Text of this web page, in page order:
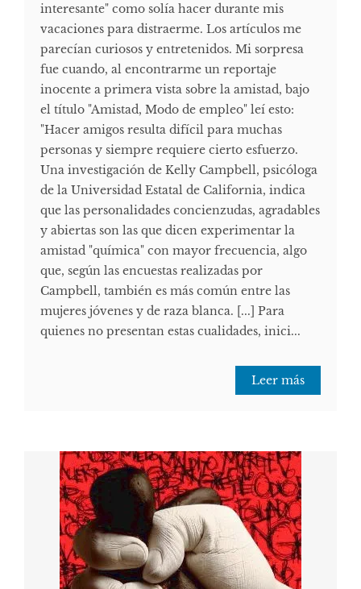
interesante" como solía hacer durante mis
vacaciones para distraerme. Los artículos me
parecían curiosos y entretenidos. Mi sorpresa
fue cuando, al encontrarme un reportaje
inocente a primera vista sobre la amistad, bajo
el título "Amistad, Modo de empleo" leí esto:
"Hacer amigos resulta difícil para muchas
personas y siempre requiere cierto esfuerzo.
Una investigación de Kelly Campbell, psicóloga
de la Universidad Estatal de California, indica
que las personalidades concienzudas, agradables
y abiertas son las que dicen experimentar la
amistad "química" con mayor frecuencia, algo
que, según las encuestas realizadas por
Campbell, también es más común entre las
mujeres jóvenes y de raza blanca. [...] Para
quienes no presentan estas cualidades, inici...
Leer más